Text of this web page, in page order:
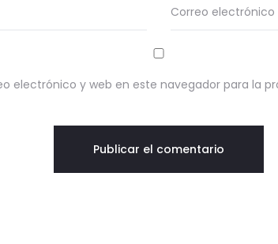
Correo electrónico
electrónico y web en este navegador para la